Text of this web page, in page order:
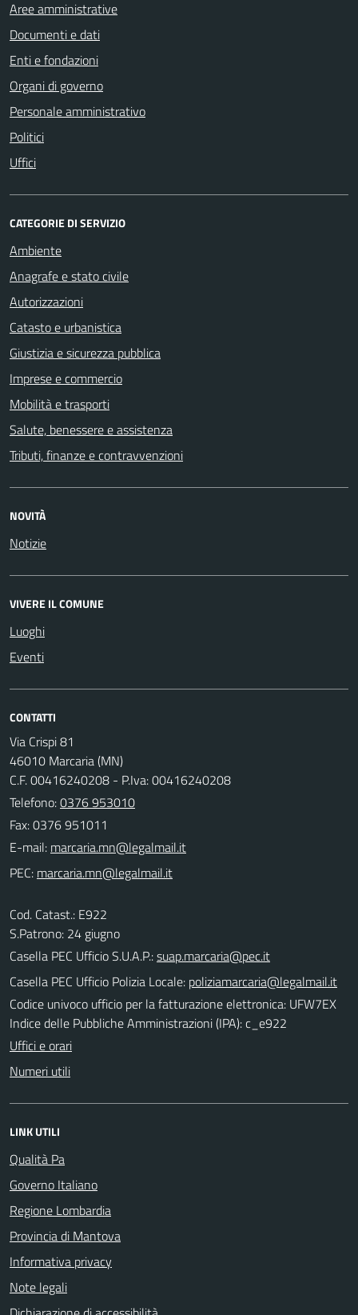
Aree amministrative
Documenti e dati
Enti e fondazioni
Organi di governo
Personale amministrativo
Politici
Uffici
CATEGORIE DI SERVIZIO
Ambiente
Anagrafe e stato civile
Autorizzazioni
Catasto e urbanistica
Giustizia e sicurezza pubblica
Imprese e commercio
Mobilità e trasporti
Salute, benessere e assistenza
Tributi, finanze e contravvenzioni
NOVITÀ
Notizie
VIVERE IL COMUNE
Luoghi
Eventi
CONTATTI
Via Crispi 81
46010 Marcaria (MN)
C.F. 00416240208 - P.Iva: 00416240208
Telefono:0376 953010
Fax: 0376 951011
E-mail:
PEC:
Cod. Catast.: E922
S.Patrono: 24 giugno
Casella PEC Ufficio S.U.A.P.:suap.marcaria@pec.it
Casella PEC Ufficio Polizia Locale: poliziamarcaria@legalmail.it
Codice univoco ufficio per la fatturazione elettronica: UFW7EX
Indice delle Pubbliche Amministrazioni (IPA): c_e922
Uffici e orari
Numeri utili
LINK UTILI
Qualità Pa
Governo Italiano
Regione Lombardia
Provincia di Mantova
Informativa privacy
Note legali